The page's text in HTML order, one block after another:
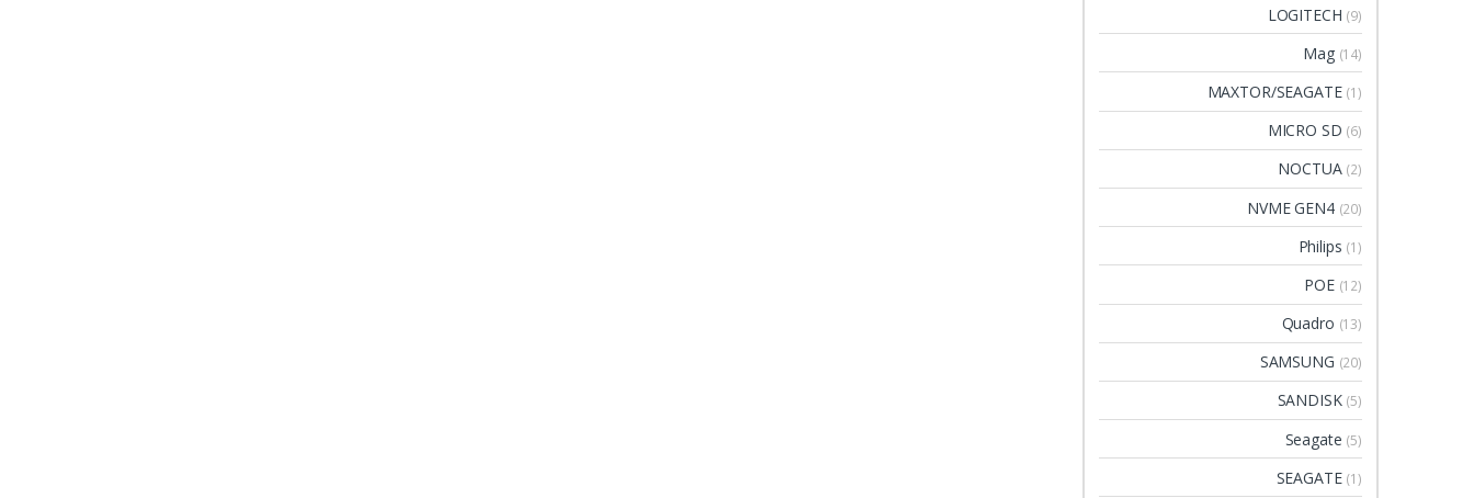
LOGITECH (9)
Mag (14)
MAXTOR/SEAGATE (1)
MICRO SD (6)
NOCTUA (2)
NVME GEN4 (20)
Philips (1)
POE (12)
Quadro (13)
SAMSUNG (20)
SANDISK (5)
Seagate (5)
SEAGATE (1)